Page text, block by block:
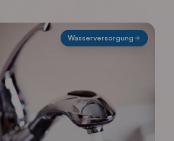
Wasserversorgung